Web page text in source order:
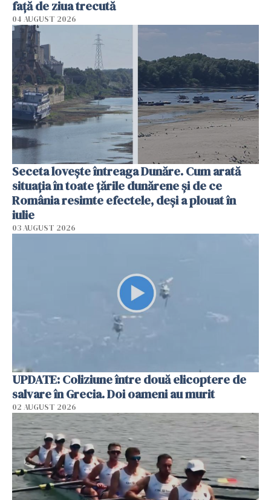
faţă de ziua trecută
04 AUGUST 2026
Seceta lovește întreaga Dunăre. Cum arată
situația în toate țările dunărene și de ce
România resimte efectele, deși a plouat în
iulie
03 AUGUST 2026
UPDATE: Coliziune între două elicoptere de
salvare în Grecia. Doi oameni au murit
02 AUGUST 2026